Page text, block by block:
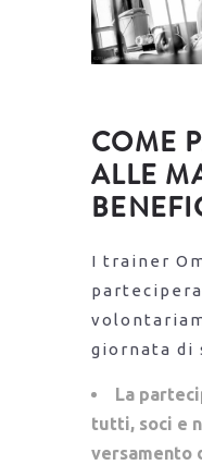
COME
ALLE
I trainer
giornata di
La
tutti, soci e
versamento